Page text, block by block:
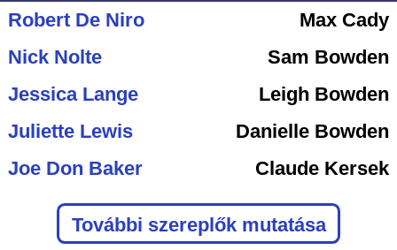
Robert De Niro
Max Cady
Nick Nolte
Sam Bowden
Jessica Lange
Leigh Bowden
Juliette Lewis
Danielle Bowden
Joe Don Baker
Claude Kersek
További szereplők mutatása